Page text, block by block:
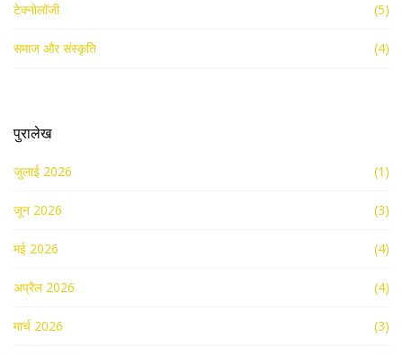
टेक्नोलॉजी (5)
समाज और संस्कृति (4)
पुरालेख
जुलाई 2026 (1)
जून 2026 (3)
मई 2026 (4)
अप्रैल 2026 (4)
मार्च 2026 (3)